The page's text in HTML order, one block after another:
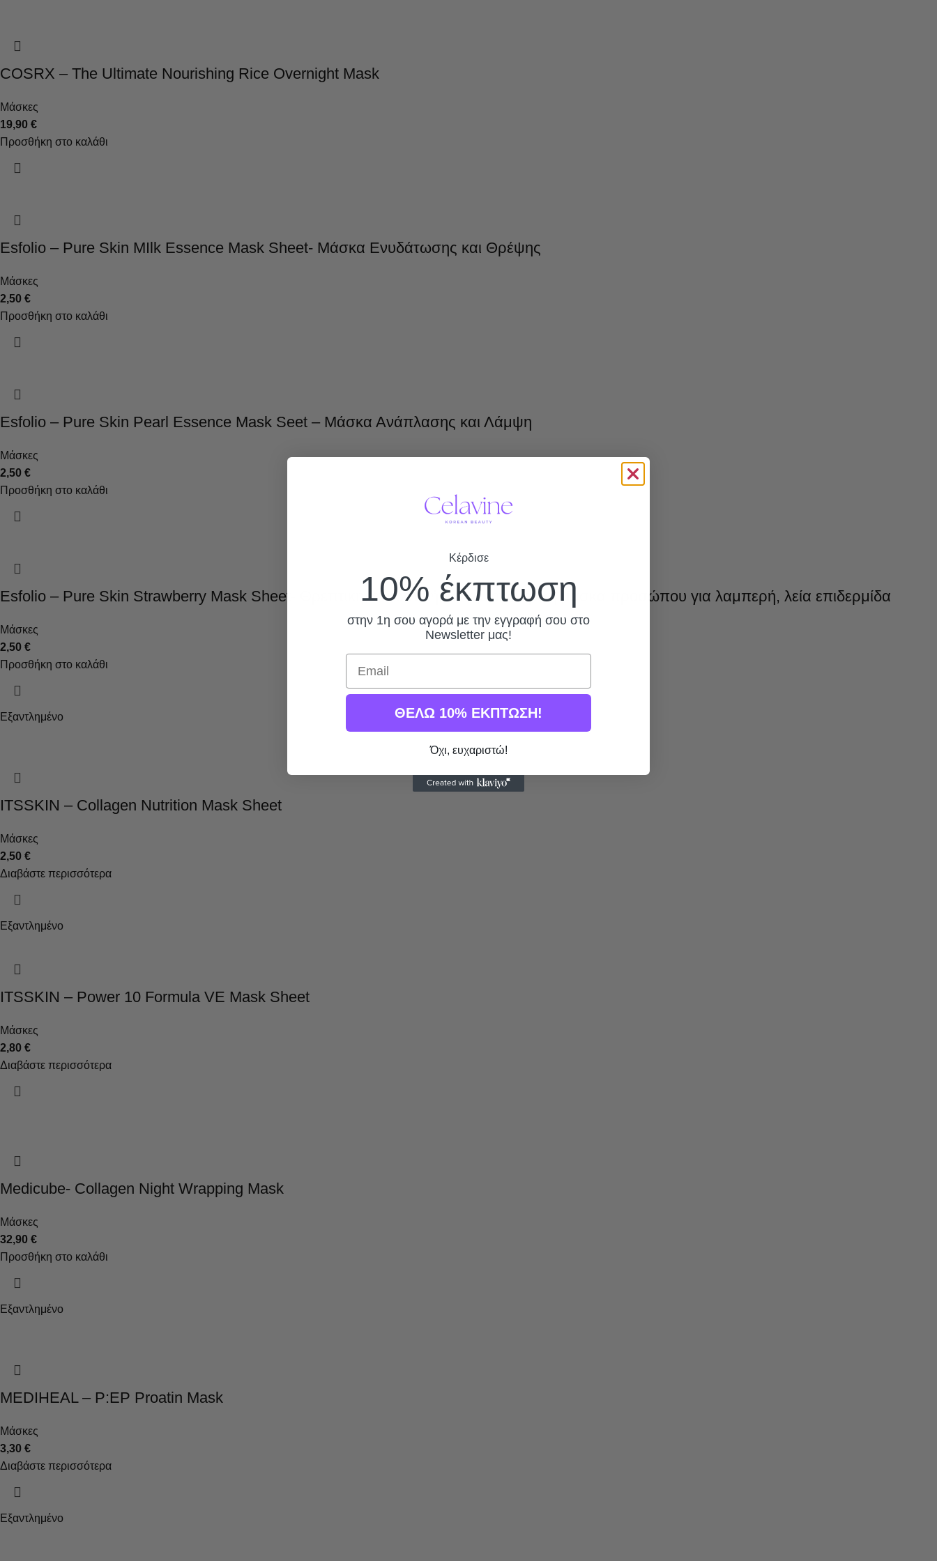
COSRX – The Ultimate Nourishing Rice Overnight Mask
Μάσκες
19,90 €
Προσθήκη στο καλάθι
Esfolio – Pure Skin MIlk Essence Mask Sheet- Μάσκα Ενυδάτωσης και Θρέψης
Μάσκες
2,50 €
Προσθήκη στο καλάθι
Esfolio – Pure Skin Pearl Essence Mask Seet – Μάσκα Ανάπλασης και Λάμψη
Μάσκες
2,50 €
Προσθήκη στο καλάθι
Esfolio – Pure Skin Strawberry Mask Sheet- Θρεπτική, ενυδατική, αναζωογονητική μάσκα προσώπου για λαμπερή, λεία επιδερμίδα
Μάσκες
2,50 €
Προσθήκη στο καλάθι
Εξαντλημένο
ITSSKIN – Collagen Nutrition Mask Sheet
Μάσκες
2,50 €
Διαβάστε περισσότερα
Εξαντλημένο
ITSSKIN – Power 10 Formula VE Mask Sheet
Μάσκες
2,80 €
Διαβάστε περισσότερα
Medicube- Collagen Night Wrapping Mask
Μάσκες
32,90 €
Προσθήκη στο καλάθι
Εξαντλημένο
MEDIHEAL – P:EP Proatin Mask
Μάσκες
3,30 €
Διαβάστε περισσότερα
Εξαντλημένο
Κέρδισε
10% έκπτωση
στην 1η σου αγορά με την εγγραφή σου στο
Newsletter μας!
Email
ΘΕΛΩ 10% ΕΚΠΤΩΣΗ!
Όχι, ευχαριστώ!